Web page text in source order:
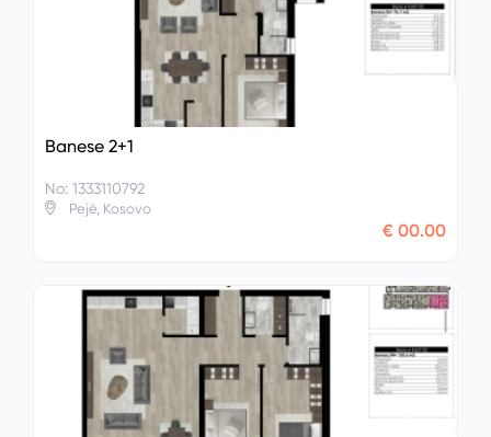
Banese 2+1
No: 1333110792
Pejë, Kosovo
€ 00.00